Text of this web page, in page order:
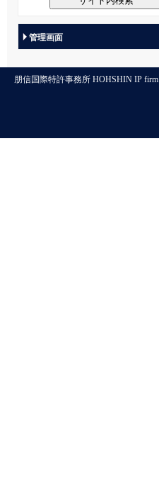
管理画面
朋信国際特許事務所 HOHSHIN IP firm